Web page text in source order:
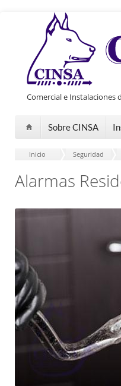
Pasar al contenido principal
Comercial e Instalaciones
Sobre CINSA
Inicio Seguridad
Alarmas